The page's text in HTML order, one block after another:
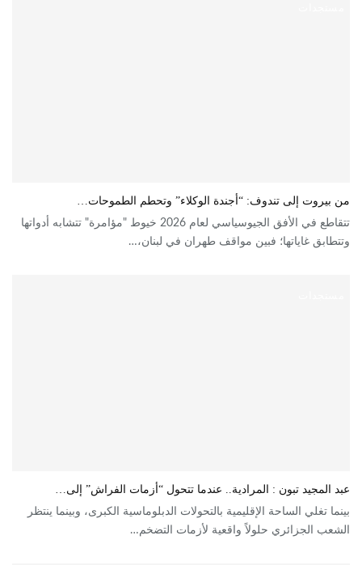
من بيروت إلى تندوف: “أجندة الوكلاء” وتحطم الطموحات…
تتقاطع في الأفق الجيوسياسي لعام 2026 خيوط "مؤامرة" تتشابه أدواتها
وتتطابق غاياتها؛ فبين مواقف طهران في لبنان،…
عبد المجيد تبون : المرادية.. عندما تتحول “أزمات الفراش” إلى…
بينما تغلي الساحة الإقليمية بالتحولات الدبلوماسية الكبرى، وبينما ينتظر
الشعب الجزائري حلولاً واقعية لأزمات التضخم…